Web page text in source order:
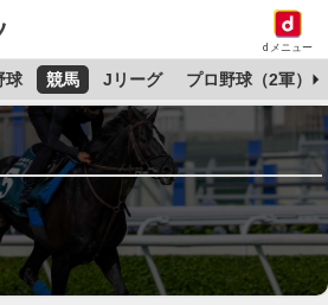
dメニュー
球 競馬 Jリーグ プロ野球（2軍）